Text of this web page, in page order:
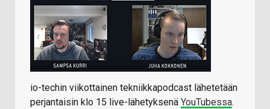
io-techin viikottainen tekniikkapodcast lähetetään
perjantaisin klo 15 live-lähetyksenä YouTubessa.